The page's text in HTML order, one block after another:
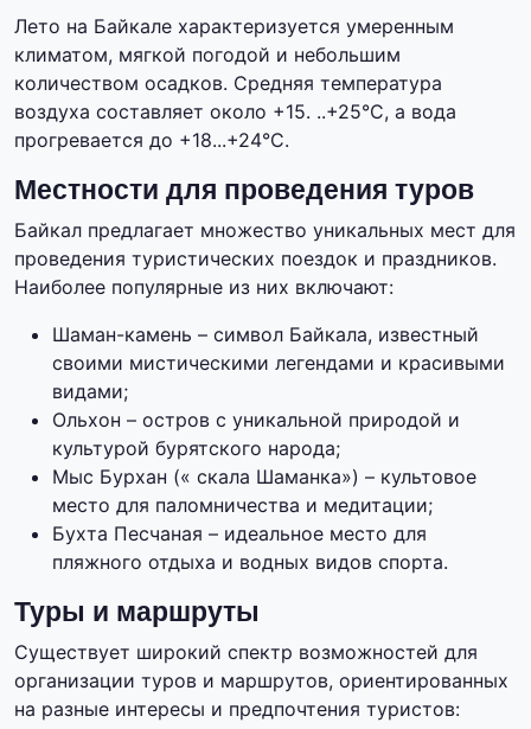
Лето на Байкале характеризуется умеренным
климатом, мягкой погодой и небольшим
количеством осадков. Средняя температура
воздуха составляет около +15. ..+25°C, а вода
прогревается до +18...+24°C.
Местности для проведения туров
Байкал предлагает множество уникальных мест для
проведения туристических поездок и праздников.
Наиболее популярные из них включают:
Шаман-камень – символ Байкала, известный
своими мистическими легендами и красивыми
видами;
Ольхон – остров с уникальной природой и
культурой бурятского народа;
Мыс Бурхан (« скала Шаманка») – культовое
место для паломничества и медитации;
Бухта Песчаная – идеальное место для
пляжного отдыха и водных видов спорта.
Туры и маршруты
Существует широкий спектр возможностей для
организации туров и маршрутов, ориентированных
на разные интересы и предпочтения туристов: